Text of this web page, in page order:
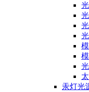
汞灯光